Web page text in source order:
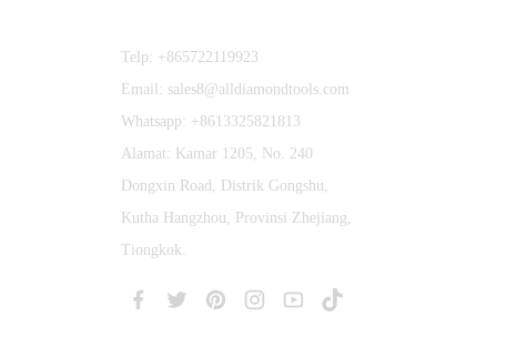
Telp: +865722119923
Email: sales8@alldiamondtools.com
Whatsapp: +8613325821813
Alamat: Kamar 1205, No. 240
Dongxin Road, Distrik Gongshu,
Kutha Hangzhou, Provinsi Zhejiang,
Tiongkok.